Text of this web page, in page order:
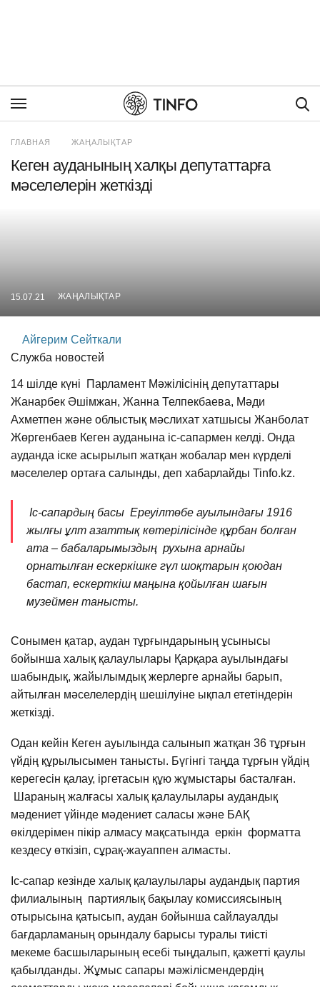
ГЛАВНАЯ ЖАҢАЛЫҚТАР
Кеген ауданының халқы депутаттарға
мәселелерін жеткізді
15.07.21 ЖАҢАЛЫҚТАР
Айгерим Сейткали
Служба новостей
14 шілде күні Парламент Мәжілісінің депутаттары
Жанарбек Әшімжан, Жанна Телпекбаева, Мәди
Ахметпен және облыстық мәслихат хатшысы Жанболат
Жөргенбаев Кеген ауданына іс-сапармен келді. Онда
ауданда іске асырылып жатқан жобалар мен күрделі
мәселелер ортаға салынды, деп хабарлайды Tinfo.kz.
Іс-сапардың басы Ереуілтөбе ауылындағы 1916
жылғы ұлт азаттық көтерілісінде құрбан болған
ата – бабаларымыздың рухына арнайы
орнатылған ескеркішке гүл шоқтарын қоюдан
бастап, ескерткіш маңына қойылған шағын
музеймен танысты.
Сонымен қатар, аудан тұрғындарының ұсынысы
бойынша халық қалаулылары Қарқара ауылындағы
шабындық, жайылымдық жерлерге арнайы барып,
айтылған мәселелердің шешілуіне ықпал ететіндерін
жеткізді.
Одан кейін Кеген ауылында салынып жатқан 36 тұрғын
үйдің құрылысымен танысты. Бүгінгі таңда тұрғын үйдің
керегесін қалау, іргетасын құю жұмыстары басталған.
Шараның жалғасы халық қалаулылары аудандық
мәдениет үйінде мәдениет саласы және БАҚ
өкілдерімен пікір алмасу мақсатында еркін форматта
кездесу өткізіп, сұрақ-жауаппен алмасты.
Іс-сапар кезінде халық қалаулылары аудандық партия
филиалының партиялық бақылау комиссиясының
отырысына қатысып, аудан бойынша сайлауалды
бағдарламаның орындалу барысы туралы тиісті
мекеме басшыларының есебі тыңдалып, қажетті қаулы
қабылданды. Жұмыс сапары мәжілісмендердің